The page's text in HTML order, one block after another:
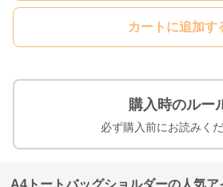
カートに追加す
購入時のルー
必ず購入前にお読みくだ
A4トートバッグショルダーの人気ア